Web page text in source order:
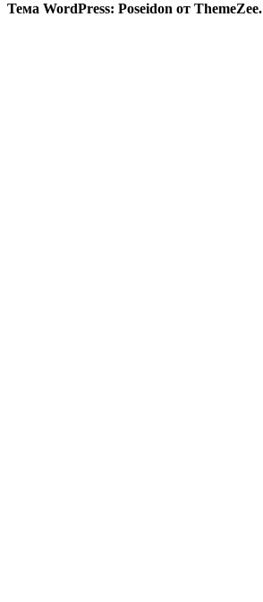
Тема WordPress: Poseidon от ThemeZee.